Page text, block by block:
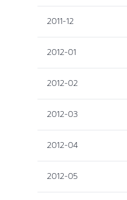
2011-12
2012-01
2012-02
2012-03
2012-04
2012-05